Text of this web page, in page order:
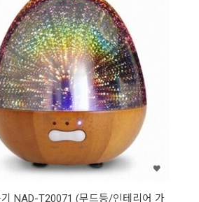
NAD-T20071 (무드등/인테리어 가